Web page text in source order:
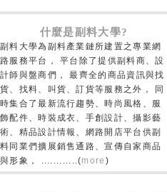
什麼是副料大學?
副料大學為副料產業鏈所建置之專業網
路服務平台， 平台除了提供副料商、設
計師與盤商們， 最齊全的商品資訊與找
貨、找料、叫貨、訂貨等服務之外， 同
時集合了最新流行趨勢、時尚風格、服
飾配件、時裝成衣、手創設計、攝影藝
術、精品設計情報、網路開店平台供副
料同業們擴展銷售通路、宣傳自家商品
與形象， ............(more )